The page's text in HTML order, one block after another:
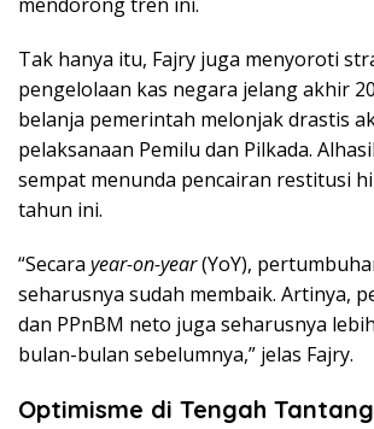
Tak hanya itu, Fajry juga menyoroti
pengelolaan kas negara jelang akhir
belanja pemerintah melonjak drastis
pelaksanaan Pemilu dan Pilkada.
sempat menunda pencairan restitusi
tahun ini.
“Secara year-on-year(YoY),
seharusnya sudah membaik. Artinya,
dan PPnBM neto juga seharusnya
bulan-bulan sebelumnya,” jelas Fajry.
Optimisme di Tengah